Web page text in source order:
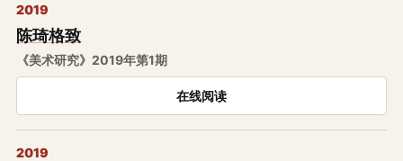
2019
陈琦格致
《美术研究》2019年第1期
在线阅读
2019